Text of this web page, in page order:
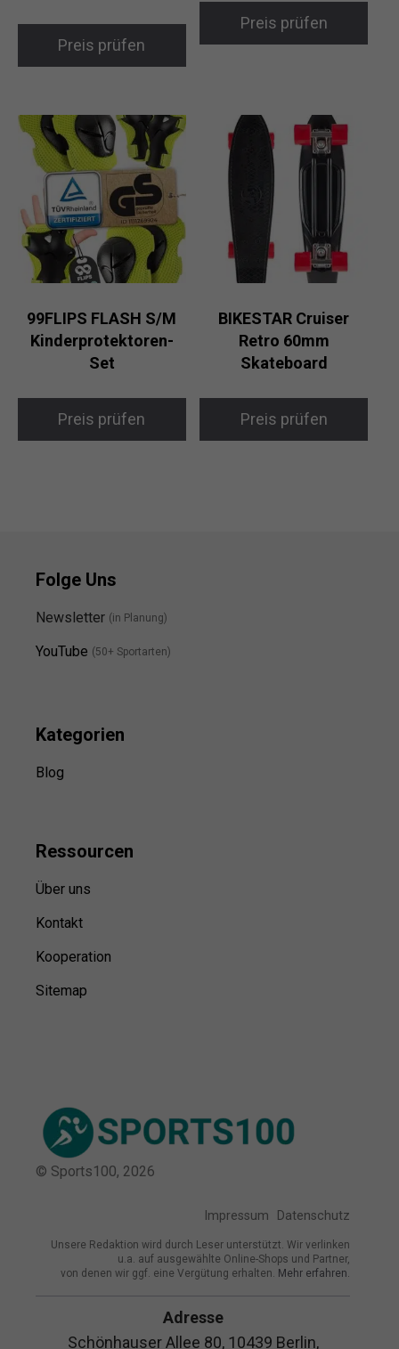
Preis prüfen
Preis prüfen
99FLIPS FLASH S/M
Kinderprotektoren-
Set
Preis prüfen
BIKESTAR Cruiser
Retro 60mm
Skateboard
Preis prüfen
Folge Uns
Newsletter (in Planung)
YouTube (50+ Sportarten)
Kategorien
Blog
Ressourcen
Über uns
Kontakt
Kooperation
Sitemap
© Sports100, 2026
Impressum Datenschutz
Unsere Redaktion wird durch Leser unterstützt. Wir verlinken
u.a. auf ausgewählte Online-Shops und Partner,
von denen wir ggf. eine Vergütung erhalten. Mehr erfahren.
Adresse
Schönhauser Allee 80, 10439 Berlin,